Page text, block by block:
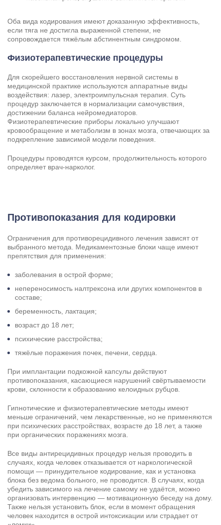
Оба вида кодирования имеют доказанную эффективность,
если тяга не достигла выраженной степени, не
сопровождается тяжёлым абстинентным синдромом.
Физиотерапевтические процедуры
Для скорейшего восстановления нервной системы в
медицинской практике используются аппаратные виды
воздействия: лазер, электроимпульсная терапия. Суть
процедур заключается в нормализации самочувствия,
достижении баланса нейромедиаторов.
Физиотерапевтические приборы локально улучшают
кровообращение и метаболизм в зонах мозга, отвечающих за
подкрепление зависимой модели поведения.
Процедуры проводятся курсом, продолжительность которого
определяет врач-нарколог.
Противопоказания для кодировки
Ограничения для противорецидивного лечения зависят от
выбранного метода. Медикаментозные блоки чаще имеют
препятствия для применения:
заболевания в острой форме;
непереносимость налтрексона или других компонентов в
составе;
беременность, лактация;
возраст до 18 лет;
психические расстройства;
тяжёлые поражения почек, печени, сердца.
При имплантации подкожной капсулы действуют
противопоказания, касающиеся нарушений свёртываемости
крови, склонности к образованию келоидных рубцов.
Гипнотические и физиотерапевтические методы имеют
меньше ограничений, чем лекарственные, но не применяются
при психических расстройствах, возрасте до 18 лет, а также
при органических поражениях мозга.
Все виды антирецидивных процедур нельзя проводить в
случаях, когда человек отказывается от наркологической
помощи — принудительное кодирование, как и установка
блока без ведома больного, не проводится. В случаях, когда
убедить зависимого на лечение самому не удаётся, можно
организовать интервенцию — мотивационную беседу на дому.
Также нельзя установить блок, если в момент обращения
человек находится в острой интоксикации или страдает от
Бесплатная консультация
Оставьте данные и мы вам перезвоним!
Выбор города
Поиск по сайту
Задать вопрос
Задайте свой вопрос и мы ответим вам